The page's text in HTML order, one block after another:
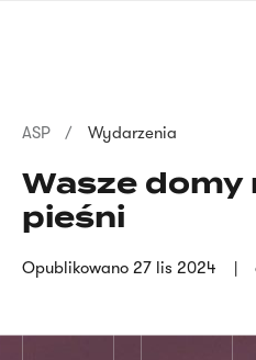
Ścieżka
nawigacyjna
ASP Wydarzenia
Wasze domy
pieśni
Opublikowano 27 lis 2024